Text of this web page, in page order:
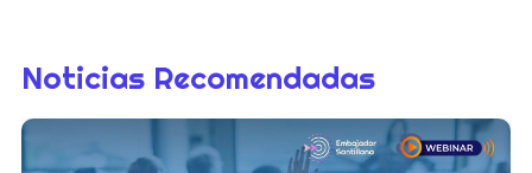
Noticias Recomendadas